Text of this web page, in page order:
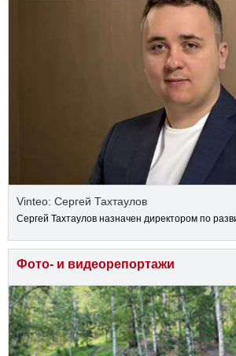
Vinteo: Сергей Тахтаулов
Сергей Тахтаулов назначен директором по
Фото- и видеорепортажи